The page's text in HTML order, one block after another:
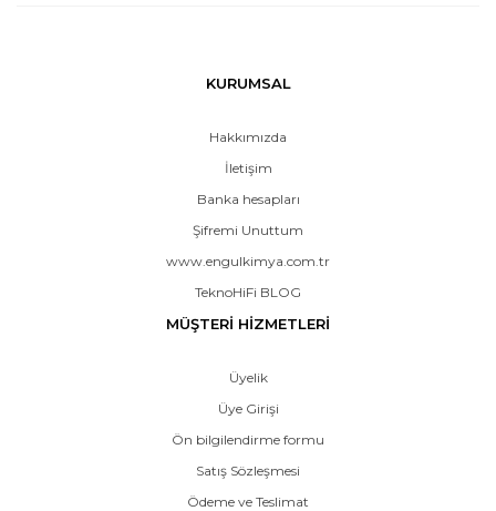
KURUMSAL
Hakkımızda
İletişim
Banka hesapları
Şifremi Unuttum
www.engulkimya.com.tr
TeknoHiFi BLOG
MÜŞTERİ HİZMETLERİ
Üyelik
Üye Girişi
Ön bilgilendirme formu
Satış Sözleşmesi
Ödeme ve Teslimat